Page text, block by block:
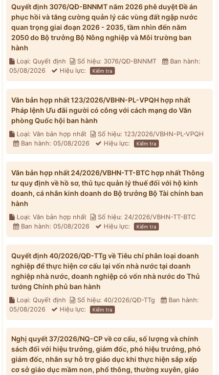
Quyết định 3076/QĐ-BNNMT năm 2026 phê duyệt Đề án
phục hồi và tăng cường quản lý các vùng đất ngập nước
quan trọng giai đoạn 2026 - 2035, tầm nhìn đến năm
2050 do Bộ trưởng Bộ Nông nghiệp và Môi trường ban
hành
Loại: Quyết định Số hiệu: 3076/QĐ-BNNMT
Ban hành:
05/08/2026
Hiệu lực: Kiểm tra
Văn bản hợp nhất 123/2026/VBHN-PL-VPQH hợp nhất
Pháp lệnh Ưu đãi người có công với cách mạng do Văn
phòng Quốc hội ban hành
Loại: Văn bản hợp nhất
Số hiệu: 123/2026/VBHN-PL-VPQH
Ban hành: 05/08/2026
Hiệu lực: Kiểm tra
Văn bản hợp nhất 24/2026/VBHN-TT-BTC hợp nhất Thông
tư quy định về hồ sơ, thủ tục quản lý thuế đối với hộ kinh
doanh, cá nhân kinh doanh do Bộ trưởng Bộ Tài chính ban
hành
Loại: Văn bản hợp nhất
Số hiệu: 24/2026/VBHN-TT-BTC
Ban hành: 05/08/2026
Hiệu lực: Kiểm tra
Quyết định 40/2026/QĐ-TTg về Tiêu chí phân loại doanh
nghiệp để thực hiện cơ cấu lại vốn nhà nước tại doanh
nghiệp nhà nước, doanh nghiệp có vốn nhà nước do Thủ
tướng Chính phủ ban hành
Loại: Quyết định Số hiệu: 40/2026/QĐ-TTg
Ban hành:
05/08/2026
Hiệu lực: Kiểm tra
Nghị quyết 37/2026/NQ-CP về cơ cấu, số lượng và chính
sách đối với hiệu trưởng, giám đốc, phó hiệu trưởng, phó
giám đốc, nhân sự hỗ trợ giáo dục khi thực hiện sắp xếp
cơ sở giáo dục mầm non, phổ thông, thường xuyên, giáo